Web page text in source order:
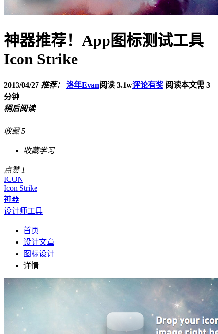
神器推荐！App图标测试工具
Icon Strike
2013/04/27 推荐： 洛年Evan阅读 3.1w评论有奖 阅读本文需 3
分钟
稍后阅读
收藏 5
收藏学习
点赞 1
ICON
Icon Strike
神器
设计师工具
首页
设计文章
图标设计
详情